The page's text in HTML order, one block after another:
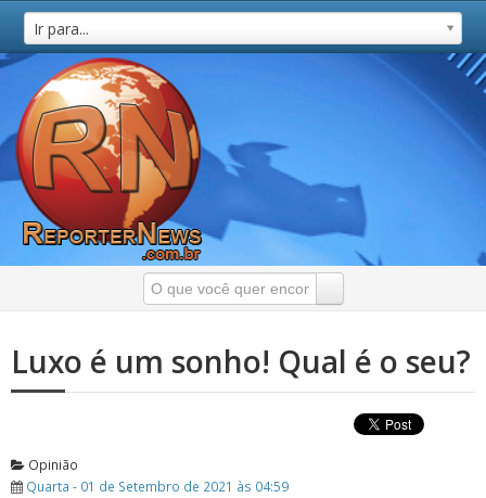
Ir para...
Luxo é um sonho! Qual é o seu?
Opinião
Quarta - 01 de Setembro de 2021 às 04:59